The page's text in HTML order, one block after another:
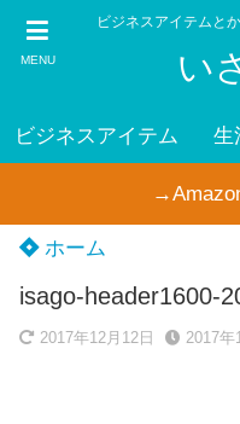
MENU
ビジネスアイテムと
い
ビジネスアイテム 生
ホーム
isago-header1600-
2017年12月12日 2017年